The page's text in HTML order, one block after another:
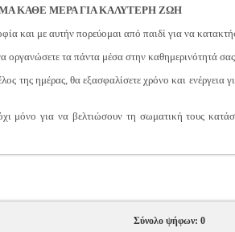
ΚΑΘΕ ΜΕΡΑ ΓΙΑ ΚΑΛΥΤΕΡΗ ΖΩΗ
και με αυτήν πορεύομαι από παιδί για να
οργανώσετε τα πάντα μέσα στην καθημερινότητά
της ημέρας, θα εξασφαλίσετε χρόνο και ενέργεια
μόνο για να βελτιώσουν τη σωματική τους
Σύνολο ψήφων: 0